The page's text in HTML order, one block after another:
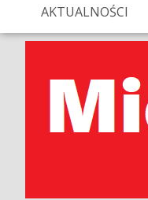
AKTUALNOŚCI